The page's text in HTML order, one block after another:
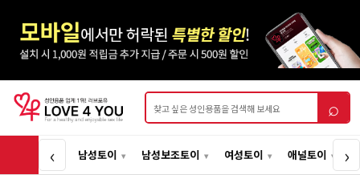
상품검색 ⌕
‹ 남성토이 남성보조토이 여성토이 애널토이 ›